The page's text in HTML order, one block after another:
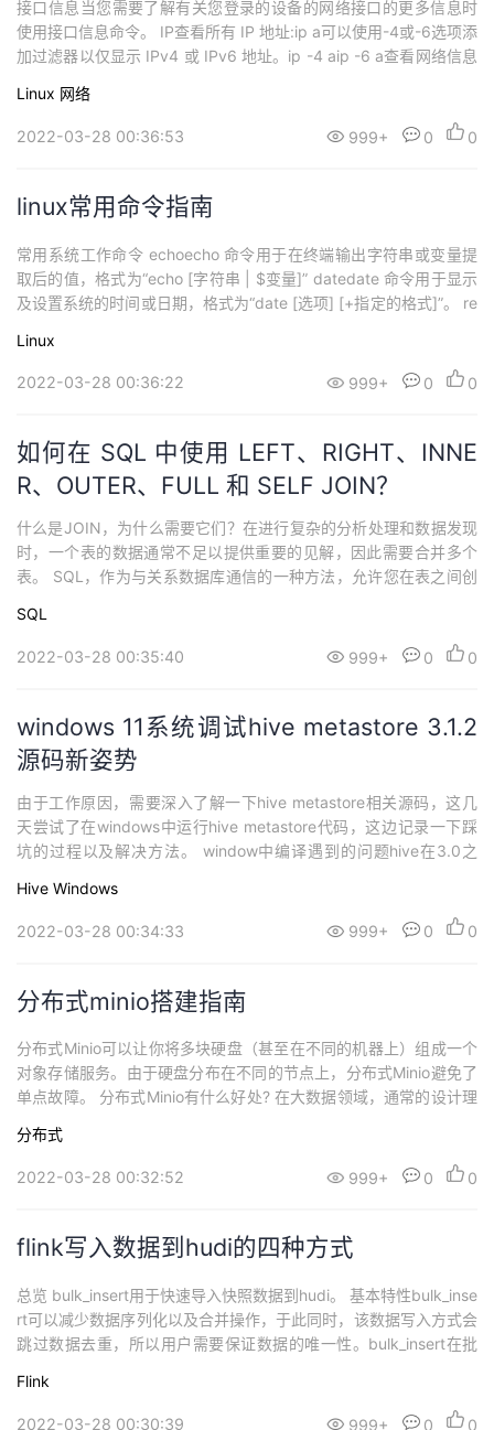
接口信息当您需要了解有关您登录的设备的网络接口的更多信息时
使用接口信息命令。 IP查看所有 IP 地址:ip a可以使用-4或-6选项添
加过滤器以仅显示 IPv4 或 IPv6 地址。ip -4 aip -6 a查看网络信息
量没有太大差异，一个显着的区别是ifconfig显示一些基本的传输/接
收统计信息，这些统计信息可能...
Linux 网络
2022-03-28 00:36:53 999+ 0 0
linux常用命令指南
常用系统工作命令 echoecho 命令用于在终端输出字符串或变量提
取后的值，格式为“echo [字符串 | $变量]” datedate 命令用于显示
及设置系统的时间或日期，格式为“date [选项] [+指定的格式]”。 re
件，格式为“wget [参数] 下载地址”。 psps 命令用于查看系统中的
进程状...
Linux
2022-03-28 00:36:22 999+ 0 0
如何在 SQL 中使用 LEFT、RIGHT、INNE
R、OUTER、FULL 和 SELF JOIN？
什么是JOIN，为什么需要它们？在进行复杂的分析处理和数据发现
时，一个表的数据通常不足以提供重要的见解，因此需要合并多个
表。 SQL，作为与关系数据库通信的一种方法，允许您在表之间创
接、内连接、完全连接、自连接和交叉连接是其他五种主要连接类
型。 为了与数据库连接，我们必须在语句中显式或隐式地提供连接
SQL
2022-03-28 00:35:40 999+ 0 0
windows 11系统调试hive metastore 3.1.2
源码新姿势
由于工作原因，需要深入了解一下hive metastore相关源码，这几
天尝试了在windows中运行hive metastore代码，这边记录一下踩
坑的过程以及解决方法。 window中编译遇到的问题hive在3.0之
one metastore相关源码即可，这边以3.1.2版本为例：源码下载：w
get h...
Hive Windows
2022-03-28 00:34:33 999+ 0 0
分布式minio搭建指南
分布式Minio可以让你将多块硬盘（甚至在不同的机器上）组成一个
对象存储服务。由于硬盘分布在不同的节点上，分布式Minio避免了
单点故障。 分布式Minio有什么好处? 在大数据领域，通常的设计理
用的对象存储服务，你可以使用这些存储设备，而不用考虑其真实
物理位置。 数据保护 分布式Minio采用 纠删码来防范多个节点宕机
分布式
2022-03-28 00:32:52 999+ 0 0
flink写入数据到hudi的四种方式
总览 bulk_insert用于快速导入快照数据到hudi。 基本特性bulk_inse
rt可以减少数据序列化以及合并操作，于此同时，该数据写入方式会
跳过数据去重，所以用户需要保证数据的唯一性。bulk_insert在批
区路径对输入记录进行排序，并将这些记录写入Hudi，该方式可以
避免频繁切换文件句柄导致的写性能下降。bulk_in...
Flink
2022-03-28 00:30:39 999+ 0 0